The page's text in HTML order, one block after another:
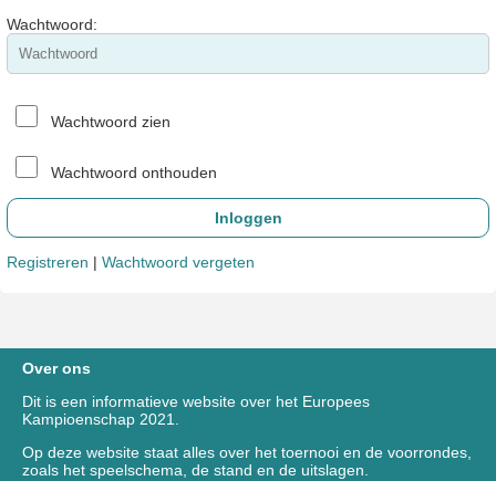
Wachtwoord:
Wachtwoord zien
Wachtwoord onthouden
Registreren | Wachtwoord vergeten
Over ons
Dit is een informatieve website over het Europees
Kampioenschap 2021.
Op deze website staat alles over het toernooi en de voorrondes,
zoals het speelschema, de stand en de uitslagen.